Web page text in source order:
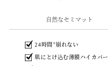
自然なセミマット
24時間 ※ 崩れない
肌にとけ込む薄膜ハイカバー